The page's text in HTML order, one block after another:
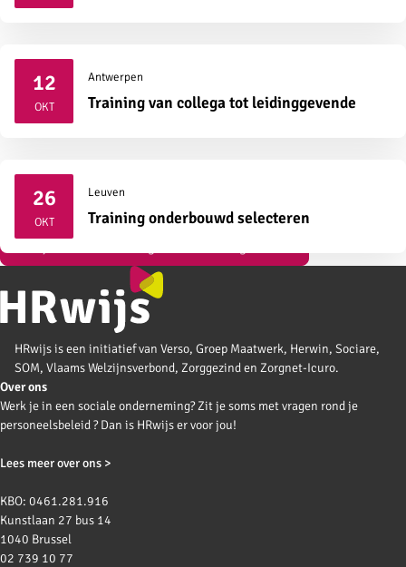
12
OKT2026
Antwerpen
Training van collega tot leidinggevende
26
OKT2026
Leuven
Training onderbouwd selecteren
HRwijs is een initiatief van Verso, Groep Maatwerk, Herwin, Sociare,
SOM, Vlaams Welzijnsverbond, Zorggezind en Zorgnet-Icuro.
Over ons
Werk je in een sociale onderneming? Zit je soms met vragen rond je
personeelsbeleid ? Dan is HRwijs er voor jou!
Lees meer over ons >
KBO: 0461.281.916
Kunstlaan 27 bus 14
1040 Brussel
02 739 10 77